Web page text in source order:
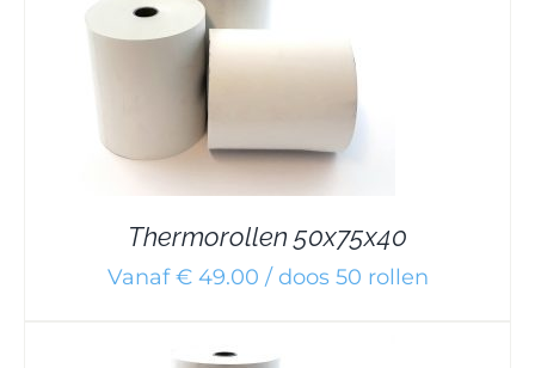
Thermorollen 50x75x40
Vanaf € 49.00 / doos 50 rollen